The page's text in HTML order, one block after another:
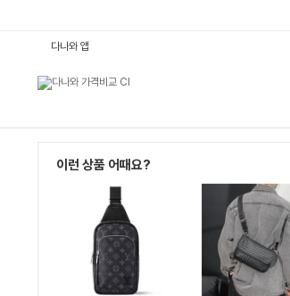
다나와 앱
이런 상품 어때요?